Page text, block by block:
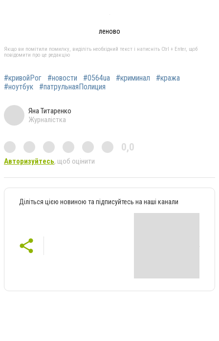
леново
Якщо ви помітили помилку, виділіть необхідний текст і натисніть Ctrl + Enter, щоб
повідомити про це редакцію
#кривойРог #новости #0564ua #криминал
#кража
#ноутбук
#патрульнаяПолиция
Яна Титаренко
Журналістка
0,0
Авторизуйтесь, щоб оцінити
Діліться цією новиною та підписуйтесь на наші канали